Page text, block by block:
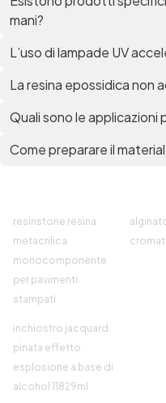
bicomponente
mani?
L’uso di lampade UV
La resina epossidica non
Quali sono le applicazioni
Come preparare il
resinstone resina
metacrilica
monocomponente
per pavimenti
stampati
inchiostro jacquard
pinata effetto
esplosione a base di
alcohol 11829ml